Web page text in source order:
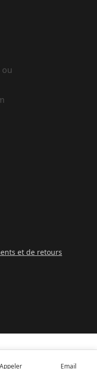
ou
et de retours
Appeler Email